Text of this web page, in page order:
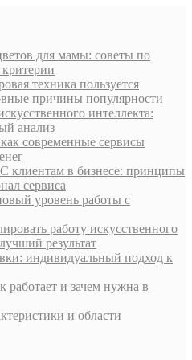
для мамы: советы по
критерии
техника пользуется
причины популярности
интеллекта:
анализ
современные сервисы
клиентам в бизнесе: принципы
сервиса
уровень работы с
работу искусственного
результат
индивидуальный подход к
работает и зачем нужна в
и области